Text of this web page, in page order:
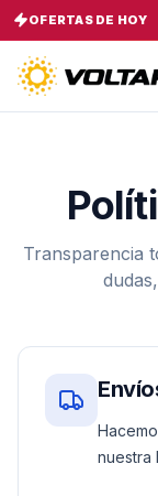
OFERTAS DE HOY
30P 30A −5%
Transparencia
nuestra
Tu
Vacío
vacío
Agrega
productos